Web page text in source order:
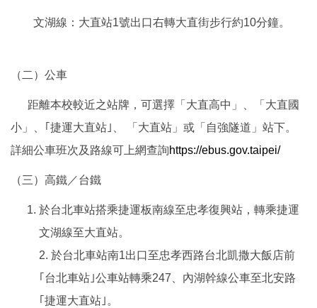
文湖線：大直站1號出口右轉大直街步行約10分鐘。
（二）公車
距離本校較近之站牌，可選擇「大直高中」、「大直國
小」、｢捷運大直站｣、 「大直站」或「自強隧道」站下。
詳細公車班次及路線可上網查詢https://ebus.gov.taipei/
（三）高鐵／台鐵
於台北車站搭乘捷運板南線至忠孝復興站，轉乘捷運
文湖線至大直站。
2. 於台北車站南1出口至忠孝西路台北凱撒大飯店前
｢台北車站｣公車站轉乘247、內湖幹線公車至北安路
｢捷運大直站｣。